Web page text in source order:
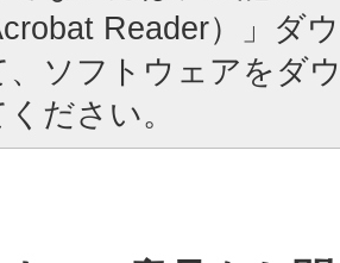
Reader）」ダ
、ソフトウェアをダ
ださい。